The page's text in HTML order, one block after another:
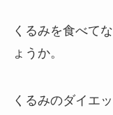
くるみを食べて
ょうか。
くるみのダイエ